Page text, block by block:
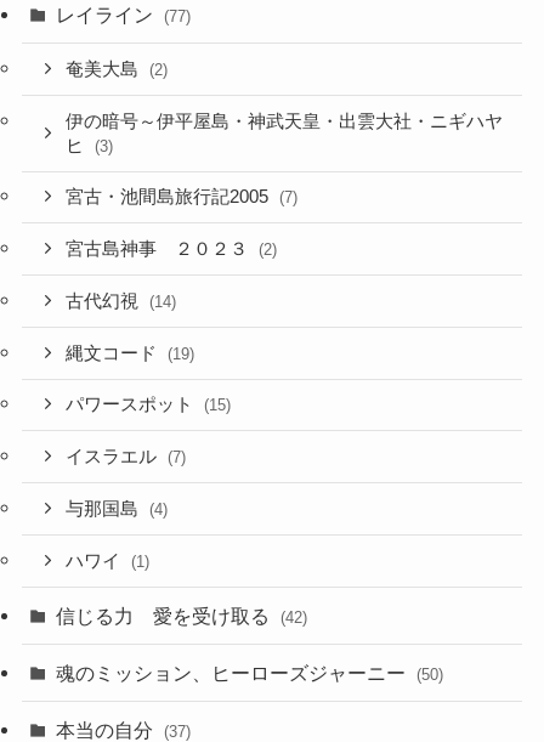
レイライン (77)
奄美大島 (2)
伊の暗号～伊平屋島・神武天皇・出雲大社・ニギハヤ
ヒ
(3)
宮古・池間島旅行記2005 (7)
宮古島神事 ２０２３ (2)
古代幻視 (14)
縄文コード (19)
パワースポット (15)
イスラエル (7)
与那国島 (4)
ハワイ (1)
信じる力 愛を受け取る (42)
魂のミッション、ヒーローズジャーニー (50)
本当の自分 (37)